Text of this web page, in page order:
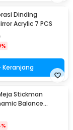
Dinding
Acrylic 7 PCS
Keranjang
Stickman
Balance
Pendulum